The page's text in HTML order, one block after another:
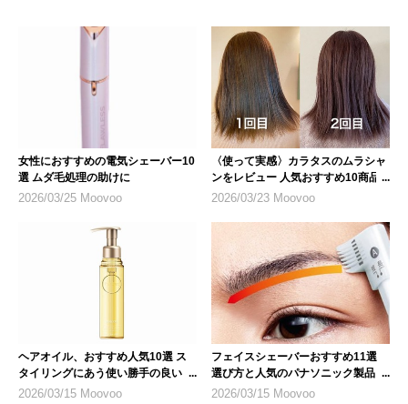
女性におすすめの電気シェーバー10
選 ムダ毛処理の助けに
2026/03/25 Moovoo
〈使って実感〉カラタスのムラシャ
ンをレビュー 人気おすすめ10商品
も紹介
2026/03/23 Moovoo
ヘアオイル、おすすめ人気10選 ス
タイリングにあう使い勝手の良いも
のを
2026/03/15 Moovoo
フェイスシェーバーおすすめ11選
選び方と人気のパナソニック製品も
登場
2026/03/15 Moovoo